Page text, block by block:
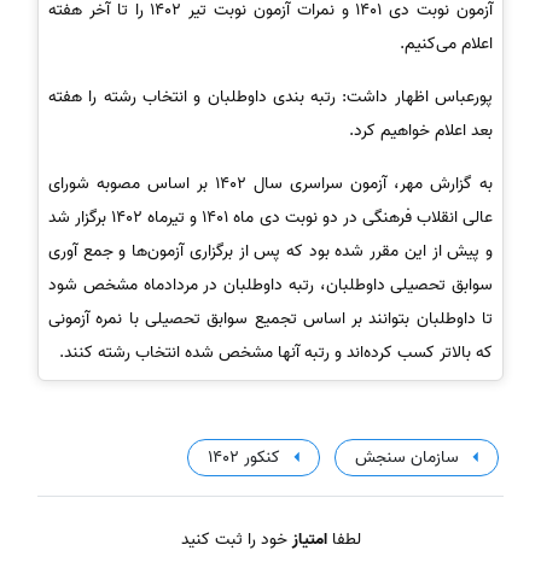
آزمون نوبت دی 1401 و نمرات آزمون نوبت تیر 1402 را تا آخر هفته
اعلام می‌کنیم.
پورعباس اظهار داشت: رتبه بندی داوطلبان و انتخاب رشته را هفته
بعد اعلام خواهیم کرد.
به گزارش مهر، آزمون سراسری سال 1402 بر اساس مصوبه شورای
عالی انقلاب فرهنگی در دو نوبت دی ماه 1401 و تیرماه 1402 برگزار شد
و پیش از این مقرر شده بود که پس از برگزاری آزمون‌ها و جمع آوری
سوابق تحصیلی داوطلبان، رتبه داوطلبان در مردادماه مشخص شود
تا داوطلبان بتوانند بر اساس تجمیع سوابق تحصیلی با نمره آزمونی
که بالاتر کسب کرده‌اند و رتبه آنها مشخص شده انتخاب رشته کنند.
سازمان سنجش کنکور 1402
لطفاامتیازخود را ثبت کنید